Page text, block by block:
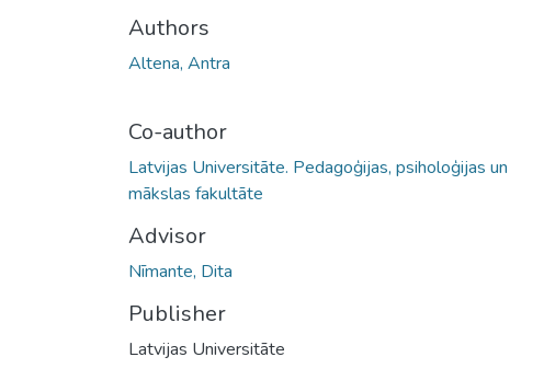
Authors
Altena, Antra
Co-author
Latvijas Universitāte. Pedagoģijas, psiholoģijas un
mākslas fakultāte
Advisor
Nīmante, Dita
Publisher
Latvijas Universitāte